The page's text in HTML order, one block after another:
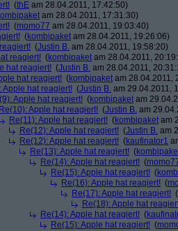
(thE am 28.04.2011, 17:42:50)
am 28.04.2011, 17:31:30)
(momo77 am 28.04.2011, 19:03:40)
(kombipaket am 28.04.2011, 19:26:06)
(Justin B. am 28.04.2011, 19:58:20)
reagiert! (kombipaket am 28.04.2011,
hat reagiert! (Justin B. am 28.04.2011,
hat reagiert! (kombipaket am 28.04.2011,
Apple hat reagiert! (Justin B. am 29.04.2011,
Apple hat reagiert! (kombipaket am
Re(10): Apple hat reagiert! (Justin B. am
Re(11): Apple hat reagiert! (kombipaket am
Re(12): Apple hat reagiert! (Justin B. am
Re(12): Apple hat reagiert! (kaufinator1
Re(13): Apple hat reagiert! (
Re(14): Apple hat reagiert! (
Re(15): Apple hat reagiert! (
Re(16): Apple hat reagiert! (
Re(17): Apple hat reagiert! (
Re(18): Apple hat
Re(14): Apple hat reagiert! (
Re(15): Apple hat reagiert! (